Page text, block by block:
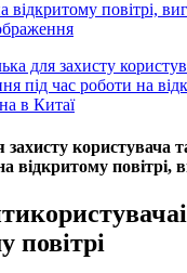
захисту користувача
відкритому повітрі,
користувачаі
повітрі